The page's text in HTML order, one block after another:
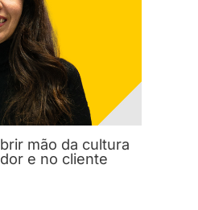
mão da cultura
e no cliente